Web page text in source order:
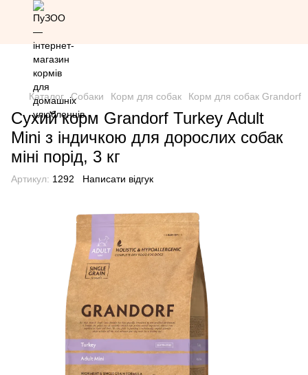
Знижка 20% на всю продукцію Грандорф за промокодом
Grandorf20 (окрім товарів зі знижкою)
Каталог Собаки Корм для собак Корм для собак Grandorf
Сухий корм Grandorf Turkey Adult
Mini з індичкою для дорослих собак
міні порід, 3 кг
Артикул: 1292 Написати відгук